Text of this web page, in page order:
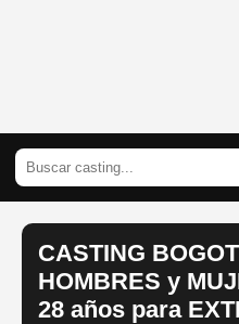
CASTING
HOMBRES y
28 años para